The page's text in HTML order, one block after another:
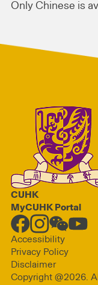
Only Chinese is
CUHK
MyCUHK Portal
Accessibility
Privacy Policy
Disclaimer
Copyright @2026.